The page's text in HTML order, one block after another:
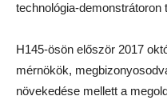
technológia-demonstrátoron
H145-ösön először 2017
mérnökök,
növekedése mellett a